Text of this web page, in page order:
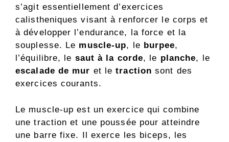
s’agit essentiellement d’exercices
calistheniques visant à renforcer le corps et
à développer l’endurance, la force et la
souplesse. Le muscle-up, le burpee,
l’équilibre, le saut à la corde, le planche, le
escalade de mur et letraction sont des
exercices courants.
Le muscle-up est un exercice qui combine
une traction et une poussée pour atteindre
une barre fixe. Il exerce les biceps, les